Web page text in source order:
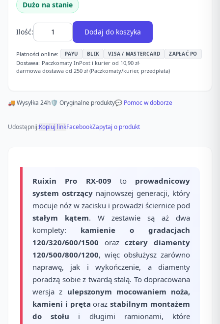
Dużo na stanie
Ilość: Dodaj do koszyka
Płatności online: PAYU BLIK VISA / MASTERCARD ZAPŁAĆ PO
Dostawa: Paczkomaty InPost i kurier od 10,90 zł·
darmowa dostawa od 250 zł (Paczkomaty/kurier, przedpłata)
🚚 Wysyłka 24h🛡️ Oryginalne produkty💬 Pomoc w doborze
Udostępnij:Kopiuj linkFacebookZapytaj o produkt
Ruixin Pro RX-009 to prowadnicowy
system ostrzący najnowszej generacji, który
mocuje nóż w zacisku i prowadzi ściernice pod
stałym kątem. W zestawie są aż dwa
komplety: kamienie o gradacjach
120/320/600/1500 orazcztery diamenty
120/500/800/1200, więc obsłużysz zarówno
naprawę, jak i wykończenie, a diamenty
poradzą sobie z twardą stalą. To dopracowana
wersja z ulepszonym mocowaniem noża,
kamieni i pręta orazstabilnym montażem
do stołu i długimi ramionami, które